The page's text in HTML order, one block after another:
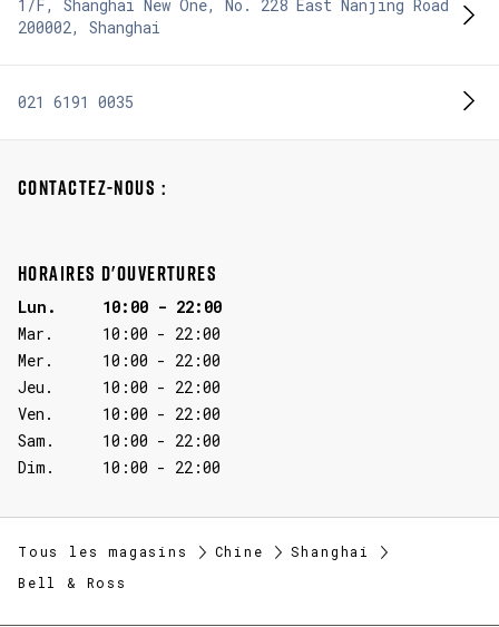
1/F, Shanghai New One, No. 228 East Nanjing Road
200002, Shanghai
021 6191 0035
CONTACTEZ-NOUS :
HORAIRES D'OUVERTURES
Lun. 10:00 - 22:00
Mar.
10:00 - 22:00
Mer.
10:00 - 22:00
Jeu.
10:00 - 22:00
Ven.
10:00 - 22:00
Sam.
10:00 - 22:00
Dim.
10:00 - 22:00
Tous les magasins Chine
Shanghai
Bell & Ross